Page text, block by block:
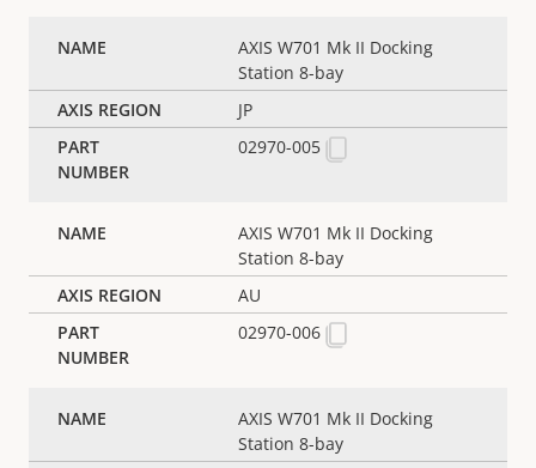
AXIS W701 Mk II Docking
Station 8-bay
JP
02970-005
AXIS W701 Mk II Docking
Station 8-bay
AU
02970-006
AXIS W701 Mk II Docking
Station 8-bay